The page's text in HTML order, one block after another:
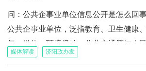
问：公共企事业单位信息公开是怎么回
公共企事业单位，泛指教育、卫生健康
气、供热、环境保护、公共交通等与人
的，具有公共服务性质的企业或事业单
媒体解读 济阳政办发